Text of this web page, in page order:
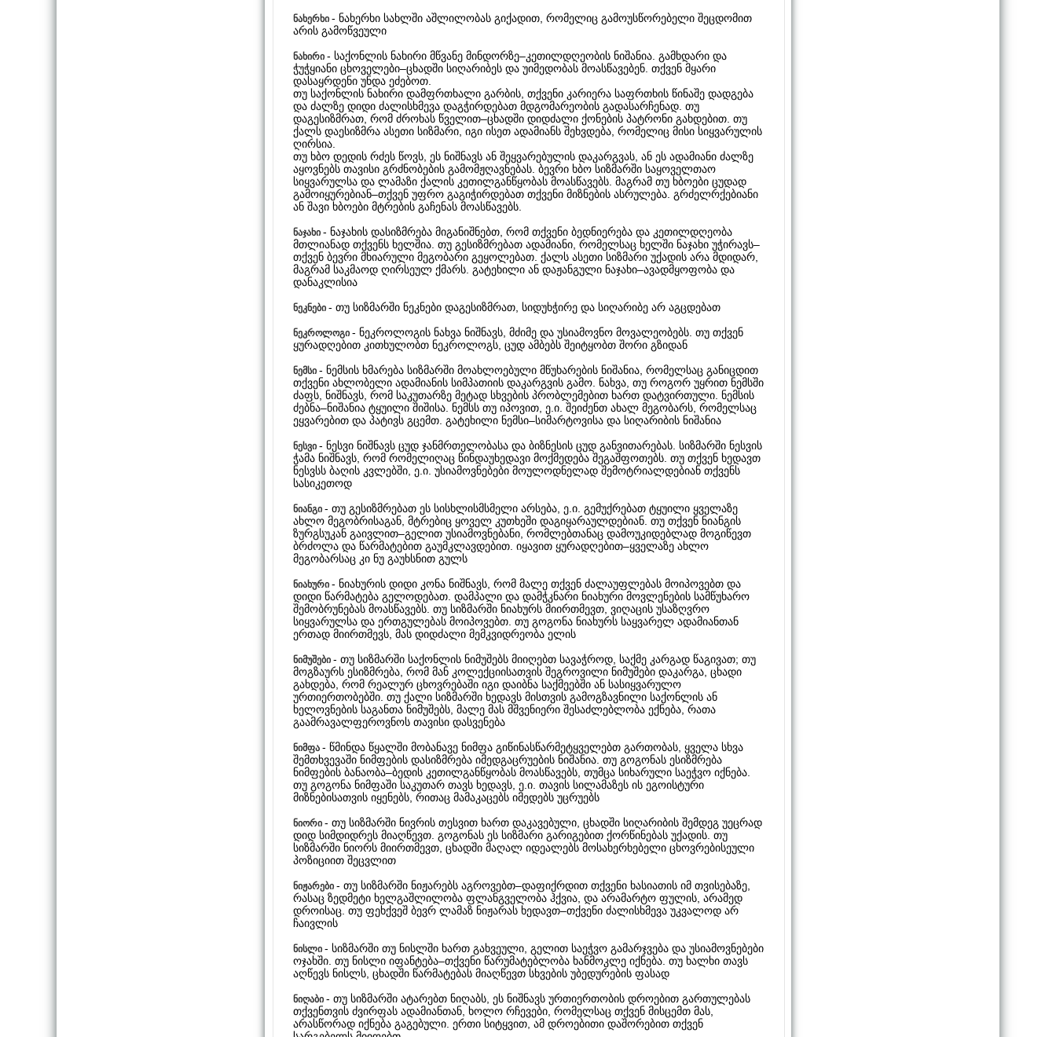
ნახერხი - ნახერხი სახლში აშლილობას გიქადით, რომელიც გამოუსწორებელი შეცდომით
არის გამოწვეული
ნახირი - საქონლის ნახირი მწვანე მინდორზე–კეთილდღეობის ნიშანია. გამხდარი და
ჭუჭყიანი ცხოველები–ცხადში სიღარიბეს და უიმედობას მოასწავებენ. თქვენ მყარი
დასაყრდენი უნდა ეძებოთ.
თუ საქონლის ნახირი დამფრთხალი გარბის, თქვენი კარიერა საფრთხის წინაშე დადგება
და ძალზე დიდი ძალისხმევა დაგჭირდებათ მდგომარეობის გადასარჩენად. თუ
დაგესიზმრათ, რომ ძროხას წველით–ცხადში დიდძალი ქონების პატრონი გახდებით. თუ
ქალს დაესიზმრა ასეთი სიზმარი, იგი ისეთ ადამიანს შეხვდება, რომელიც მისი სიყვარულის
ღირსია.
თუ ხბო დედის რძეს წოვს, ეს ნიშნავს ან შეყვარებულის დაკარგვას, ან ეს ადამიანი ძალზე
აყოვნებს თავისი გრძნობების გამომჟღავნებას. ბევრი ხბო სიზმარში საყოველთაო
სიყვარულსა და ლამაზი ქალის კეთილგანწყობას მოასწავებს. მაგრამ თუ ხბოები ცუდად
გამოიყურებიან–თქვენ უფრო გაგიჭირდებათ თქვენი მიზნების ასრულება. გრძელრქებიანი
ან შავი ხბოები მტრების გაჩენას მოასწავებს.
ნაჯახი - ნაჯახის დასიზმრება მიგანიშნებთ, რომ თქვენი ბედნიერება და კეთილდღეობა
მთლიანად თქვენს ხელშია. თუ გესიზმრებათ ადამიანი, რომელსაც ხელში ნაჯახი უჭირავს–
თქვენ ბევრი მხიარული მეგობარი გეყოლებათ. ქალს ასეთი სიზმარი უქადის არა მდიდარ,
მაგრამ საკმაოდ ღირსეულ ქმარს. გატეხილი ან დაჟანგული ნაჯახი–ავადმყოფობა და
დანაკლისია
ნეკნები - თუ სიზმარში ნეკნები დაგესიზმრათ, სიდუხჭირე და სიღარიბე არ აგცდებათ
ნეკროლოგი - ნეკროლოგის ნახვა ნიშნავს, მძიმე და უსიამოვნო მოვალეობებს. თუ თქვენ
ყურადღებით კითხულობთ ნეკროლოგს, ცუდ ამბებს შეიტყობთ შორი გზიდან
ნემსი - ნემსის ხმარება სიზმარში მოახლოებული მწუხარების ნიშანია, რომელსაც განიცდით
თქვენი ახლობელი ადამიანის სიმპათიის დაკარგვის გამო. ნახვა, თუ როგორ უყრით ნემსში
ძაფს, ნიშნავს, რომ საკუთარზე მეტად სხვების პრობლემებით ხართ დატვირთული. ნემსის
ძებნა–ნიშანია ტყუილი შიშისა. ნემსს თუ იპოვით, ე.ი. შეიძენთ ახალ მეგობარს, რომელსაც
ეყვარებით და პატივს გცემთ. გატეხილი ნემსი–სიმარტოვისა და სიღარიბის ნიშანია
ნესვი - ნესვი ნიშნავს ცუდ ჯანმრთელობასა და ბიზნესის ცუდ განვითარებას. სიზმარში ნესვის
ჭამა ნიშნავს, რომ რომელიღაც წინდაუხედავი მოქმედება შეგაშფოთებს. თუ თქვენ ხედავთ
ნესვსს ბაღის კვლებში, ე.ი. უსიამოვნებები მოულოდნელად შემოტრიალდებიან თქვენს
სასიკეთოდ
ნიანგი - თუ გესიზმრებათ ეს სისხლისმსმელი არსება, ე.ი. გემუქრებათ ტყუილი ყველაზე
ახლო მეგობრისაგან, მტრებიც ყოველ კუთხეში დაგიყარაულდებიან. თუ თქვენ ნიანგის
ზურგსუკან გაივლით–გელით უსიამოვნებანი, რომლებთანაც დამოუკიდებლად მოგიწევთ
ბრძოლა და წარმატებით გაუმკლავდებით. იყავით ყურადღებით–ყველაზე ახლო
მეგობარსაც კი ნუ გაუხსნით გულს
ნიახური - ნიახურის დიდი კონა ნიშნავს, რომ მალე თქვენ ძალაუფლებას მოიპოვებთ და
დიდი წარმატება გელოდებათ. დამპალი და დამჭკნარი ნიახური მოვლენების სამწუხარო
შემობრუნებას მოასწავებს. თუ სიზმარში ნიახურს მიირთმევთ, ვიღაცის უსაზღვრო
სიყვარულსა და ერთგულებას მოიპოვებთ. თუ გოგონა ნიახურს საყვარელ ადამიანთან
ერთად მიირთმევს, მას დიდძალი მემკვიდრეობა ელის
ნიმუშები - თუ სიზმარში საქონლის ნიმუშებს მიიღებთ სავაჭროდ, საქმე კარგად წაგივათ; თუ
მოგზაურს ესიზმრება, რომ მან კოლექციისათვის შეგროვილი ნიმუშები დაკარგა, ცხადი
გახდება, რომ რეალურ ცხოვრებაში იგი დაიბნა საქმეებში ან სასიყვარულო
ურთიერთობებში. თუ ქალი სიზმარში ხედავს მისთვის გამოგზავნილი საქონლის ან
ხელოვნების საგანთა ნიმუშებს, მალე მას მშვენიერი შესაძლებლობა ექნება, რათა
გაამრავალფეროვნოს თავისი დასვენება
ნიმფა - წმინდა წყალში მობანავე ნიმფა გიწინასწარმეტყველებთ გართობას, ყველა სხვა
შემთხვევაში ნიმფების დასიზმრება იმედგაცრუების ნიშანია. თუ გოგონას ესიზმრება
ნიმფების ბანაობა–ბედის კეთილგანწყობას მოასწავებს, თუმცა სიხარული საეჭვო იქნება.
თუ გოგონა ნიმფაში საკუთარ თავს ხედავს, ე.ი. თავის სილამაზეს ის ეგოისტური
მიზნებისათვის იყენებს, რითაც მამაკაცებს იმედებს უცრუებს
ნიორი - თუ სიზმარში ნივრის თესვით ხართ დაკავებული, ცხადში სიღარიბის შემდეგ უეცრად
დიდ სიმდიდრეს მიაღწევთ. გოგონას ეს სიზმარი გარიგებით ქორწინებას უქადის. თუ
სიზმარში ნიორს მიირთმევთ, ცხადში მაღალ იდეალებს მოსახერხებელი ცხოვრებისეული
პოზიციით შეცვლით
ნიჟარები - თუ სიზმარში ნიჟარებს აგროვებთ–დაფიქრდით თქვენი ხასიათის იმ თვისებაზე,
რასაც ზედმეტი ხელგაშლილობა ფლანგველობა ჰქვია, და არამარტო ფულის, არამედ
დროისაც. თუ ფეხქვეშ ბევრ ლამაზ ნიჟარას ხედავთ–თქვენი ძალისხმევა უკვალოდ არ
ჩაივლის
ნისლი - სიზმარში თუ ნისლში ხართ გახვეული, გელით საეჭვო გამარჯვება და უსიამოვნებები
ოჯახში. თუ ნისლი იფანტება–თქვენი წარუმატებლობა ხანმოკლე იქნება. თუ ხალხი თავს
აღწევს ნისლს, ცხადში წარმატებას მიაღწევთ სხვების უბედურების ფასად
ნიღაბი - თუ სიზმარში ატარებთ ნიღაბს, ეს ნიშნავს ურთიერთობის დროებით გართულებას
თქვენთვის ძვირფას ადამიანთან, ხოლო რჩევები, რომელსაც თქვენ მისცემთ მას,
არასწორად იქნება გაგებული. ერთი სიტყვით, ამ დროებითი დაშორებით თქვენ